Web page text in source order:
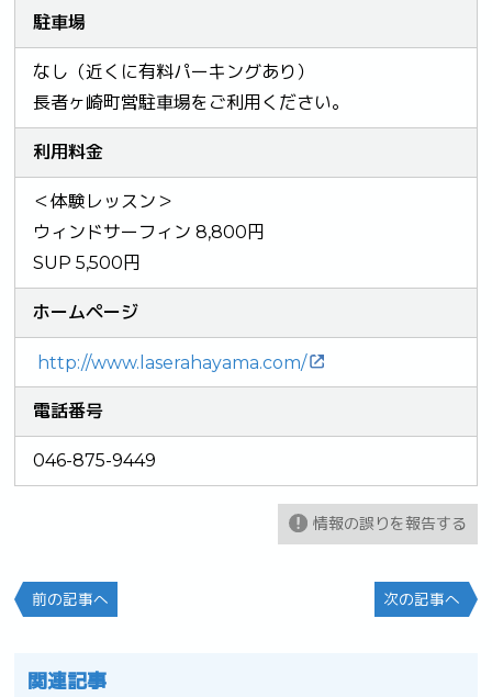
駐車場
なし（近くに有料パーキングあり）
長者ヶ崎町営駐車場をご利用ください。
利用料金
＜体験レッスン＞
ウィンドサーフィン 8,800円
SUP 5,500円
ホームページ
http://www.laserahayama.com/
電話番号
046-875-9449
情報の誤りを報告する
前の記事へ 次の記事へ
関連記事